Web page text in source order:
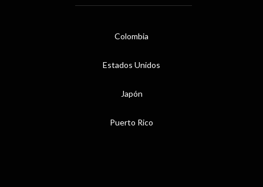
Colombia
Estados Unidos
Japón
Puerto Rico